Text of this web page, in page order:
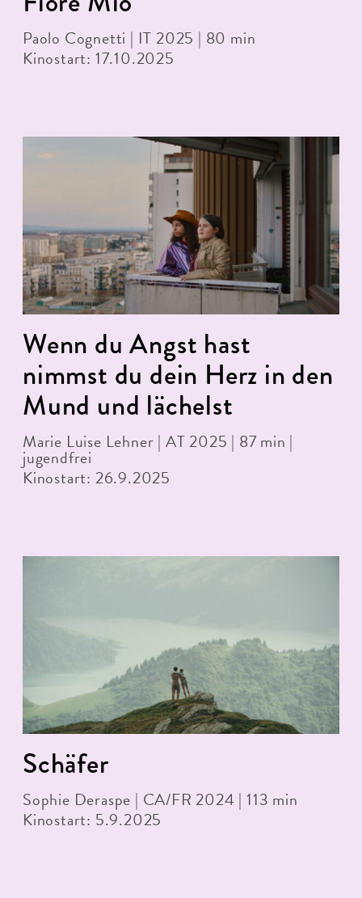
Paolo Cognetti | IT 2025 | 80 min
Kinostart: 17.10.2025
Wenn du Angst hast
nimmst du dein Herz in den
Mund und lächelst
Marie Luise Lehner | AT 2025 | 87 min |
jugendfrei
Kinostart: 26.9.2025
Schäfer
Sophie Deraspe | CA/FR 2024 | 113 min
Kinostart: 5.9.2025